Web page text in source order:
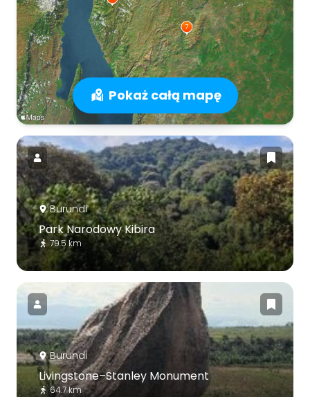
Pokaż całą mapę
Burundi
Park Narodowy Kibira
79.5 km
Burundi
Livingstone–Stanley Monument
64.7 km